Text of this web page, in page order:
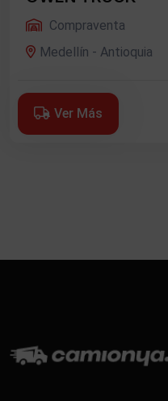
Compraventa
Medellín - Antioquia
Ver Más